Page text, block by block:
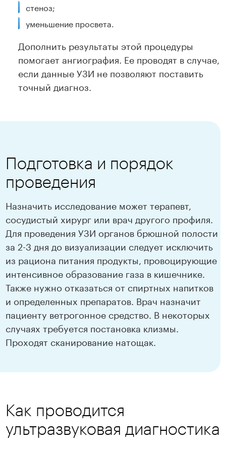
стеноз;
уменьшение просвета.
Дополнить результаты этой процедуры
помогает ангиография. Ее проводят в случае,
если данные УЗИ не позволяют поставить
точный диагноз.
Подготовка и порядок
проведения
Назначить исследование может терапевт,
сосудистый хирург или врач другого профиля.
Для проведения УЗИ органов брюшной полости
за 2-3 дня до визуализации следует исключить
из рациона питания продукты, провоцирующие
интенсивное образование газа в кишечнике.
Также нужно отказаться от спиртных напитков
и определенных препаратов. Врач назначит
пациенту ветрогонное средство. В некоторых
случаях требуется постановка клизмы.
Проходят сканирование натощак.
Как проводится
ультразвуковая диагностика